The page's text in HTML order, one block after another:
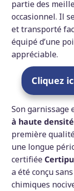
partie des
occasionnel. Il
et transporté
équipé d’une
appréciable.
Cliquez
Son garnissage
à haute
première
une longue
certifiée
a été conçu
chimiques